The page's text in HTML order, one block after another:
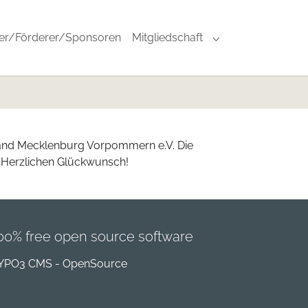
Förderer/Sponsoren Mitgliedschaft
Submenu for
Mecklenburg Vorpommern e.V. Die
Glückwunsch!
free open source software
CMS - OpenSource